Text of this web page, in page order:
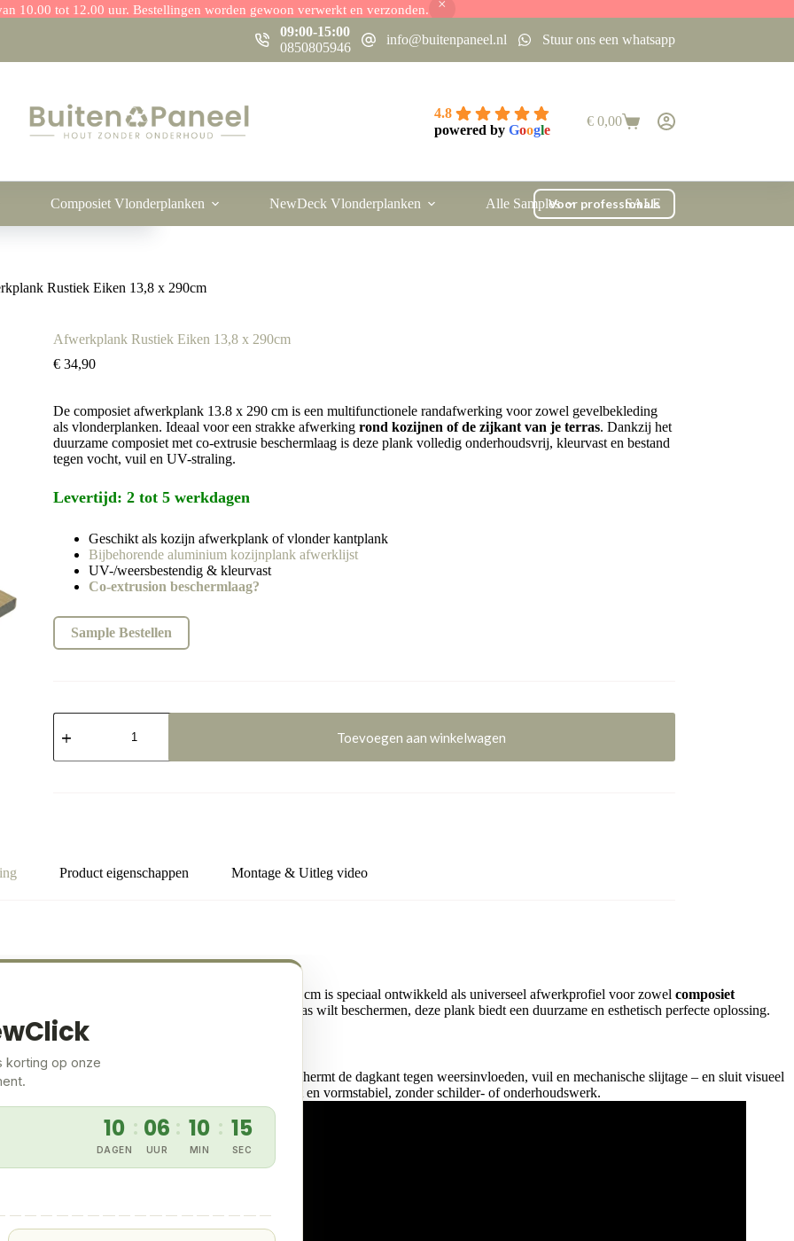
10.00 tot 12.00 uur. Bestellingen worden gewoon verwerkt en verzonden.
korting op onze
10
DAGEN
: 06
UUR
: 10
MIN
: 13
SEC
09:00-15:00
0850805946
info@buitenpaneel.nl Stuur ons een whatsapp
4.8
powered by Google Winkelwagen
€0,00
Composiet Vlonderplanken NewDeck Vlonderplanken Alle Samples SALE
Voor professionals
Rustiek Eiken 13,8 x 290cm
Afwerkplank Rustiek Eiken 13,8 x 290cm
€34,90
De composiet afwerkplank 13.8 x 290 cm is een multifunctionele randafwerking voor zowel gevelbekleding
als vlonderplanken. Ideaal voor een strakke afwerking rond kozijnen of de zijkant van je terras. Dankzij het
duurzame composiet met co-extrusie beschermlaag is deze plank volledig onderhoudsvrij, kleurvast en bestand
tegen vocht, vuil en UV-straling.
Levertijd: 2 tot 5 werkdagen
Geschikt als kozijn afwerkplank of vlonder kantplank
Bijbehorende aluminium kozijnplank afwerklijst
UV-/weersbestendig & kleurvast
Co-extrusion beschermlaag?
Sample Bestellen
Afwerkplank
Rustiek
13,8
Toevoegen aan winkelwagen
Product eigenschappen Montage & Uitleg video
terras? De composiet afwerkplank van 13.8 x 290 cm is speciaal ontwikkeld als universeel afwerkprofiel voor zowel composiet
van kozijnen wilt afwerken of de randen van een terras wilt beschermen, deze plank biedt een duurzame en esthetisch perfecte oplossing.
raam of deur en je gevelbekleding. Het profiel beschermt de dagkant tegen weersinvloeden, vuil en mechanische slijtage – en sluit visueel
extrusie toplaag blijft de plank jarenlang kleurvast en vormstabiel, zonder schilder- of onderhoudswerk.